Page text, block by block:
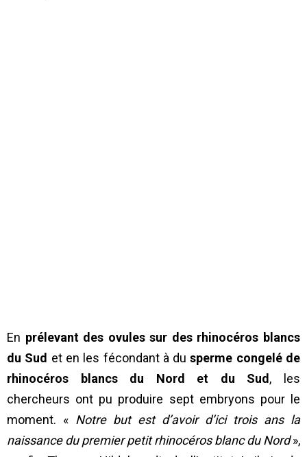
En prélevant des ovules sur des rhinocéros blancs
du Sud et en les fécondant à dusperme congelé de
rhinocéros blancs du Nord et du Sud, les
chercheurs ont pu produire sept embryons pour le
moment. « Notre but est d’avoir d’ici trois ans la
naissance du premier petit rhinocéros blanc du Nord»,